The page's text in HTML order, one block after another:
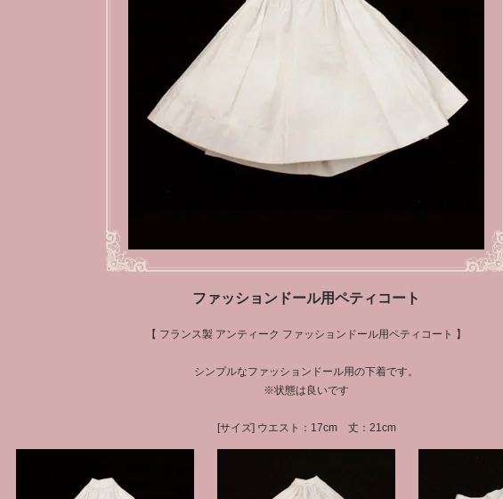
ファッションドール用ペティコート
【 フランス製 アンティーク ファッションドール用ペティコート 】
シンプルなファッションドール用の下着です。
※状態は良いです
[サイズ] ウエスト：17cm 丈：21cm